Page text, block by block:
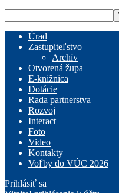
Úrad
Zastupiteľstvo
Archív
Otvorená župa
E-knižnica
Dotácie
Rada partnerstva
Rozvoj
Interact
Foto
Video
Kontakty
Voľby do VÚC 2026
Prihlásiť sa